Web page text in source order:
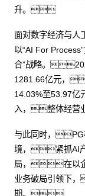
升。
面对数字经济与
以“AI For
合”战略。
1281.66亿元，
14.03%至53.97
入，整体经营
与此同时，PG
境，紧抓AI
局，在以企
业务破局引领下
期。